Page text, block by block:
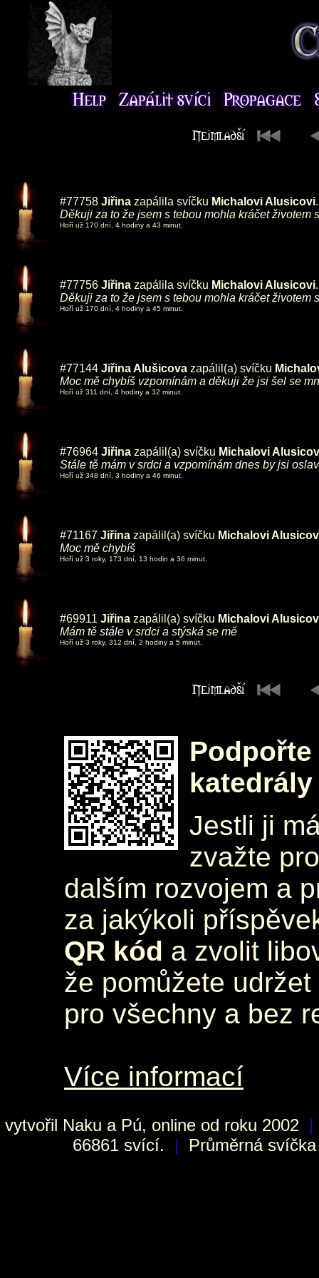
#77758 Jiřina zapálila svíčku Michalovi Alusicovi.
Děkuji za to že jsem s tebou mohla kráčet životem
Hoří už 170 dní, 4 hodiny a 43 minut.
#77756 Jiřina zapálila svíčku Michalovi Alusicovi.
Děkuji za to že jsem s tebou mohla kráčet životem
Hoří už 170 dní, 4 hodiny a 45 minut.
#77144 Jiřina Alušicova zapálil(a) svíčku
Moc mě chybíš vzpomínám a děkuji že jsi šel se
Hoří už 311 dní, 4 hodiny a 32 minut.
#76964 Jiřina zapálil(a) svíčku Michalovi
Stále tě mám v srdci a vzpomínám dnes by jsi
Hoří už 348 dní, 3 hodiny a 46 minut.
#71167 Jiřina zapálil(a) svíčku Michalovi
Moc mě chybíš
Hoří už 3 roky, 173 dní, 13 hodin a 36 minut.
#69911 Jiřina zapálil(a) svíčku Michalovi
Mám tě stále v srdci a stýská se mě
Hoří už 3 roky, 312 dní, 2 hodiny a 5 minut.
katedrály
Jestli ji
zvažte
dalším rozvojem a
za jakýkoli
QR kód a zvolit
že pomůžete
pro všechny a bez
Více informací
vytvořil Naku a Pú, online od roku 2002 |
66861 svící.
| Průměrná